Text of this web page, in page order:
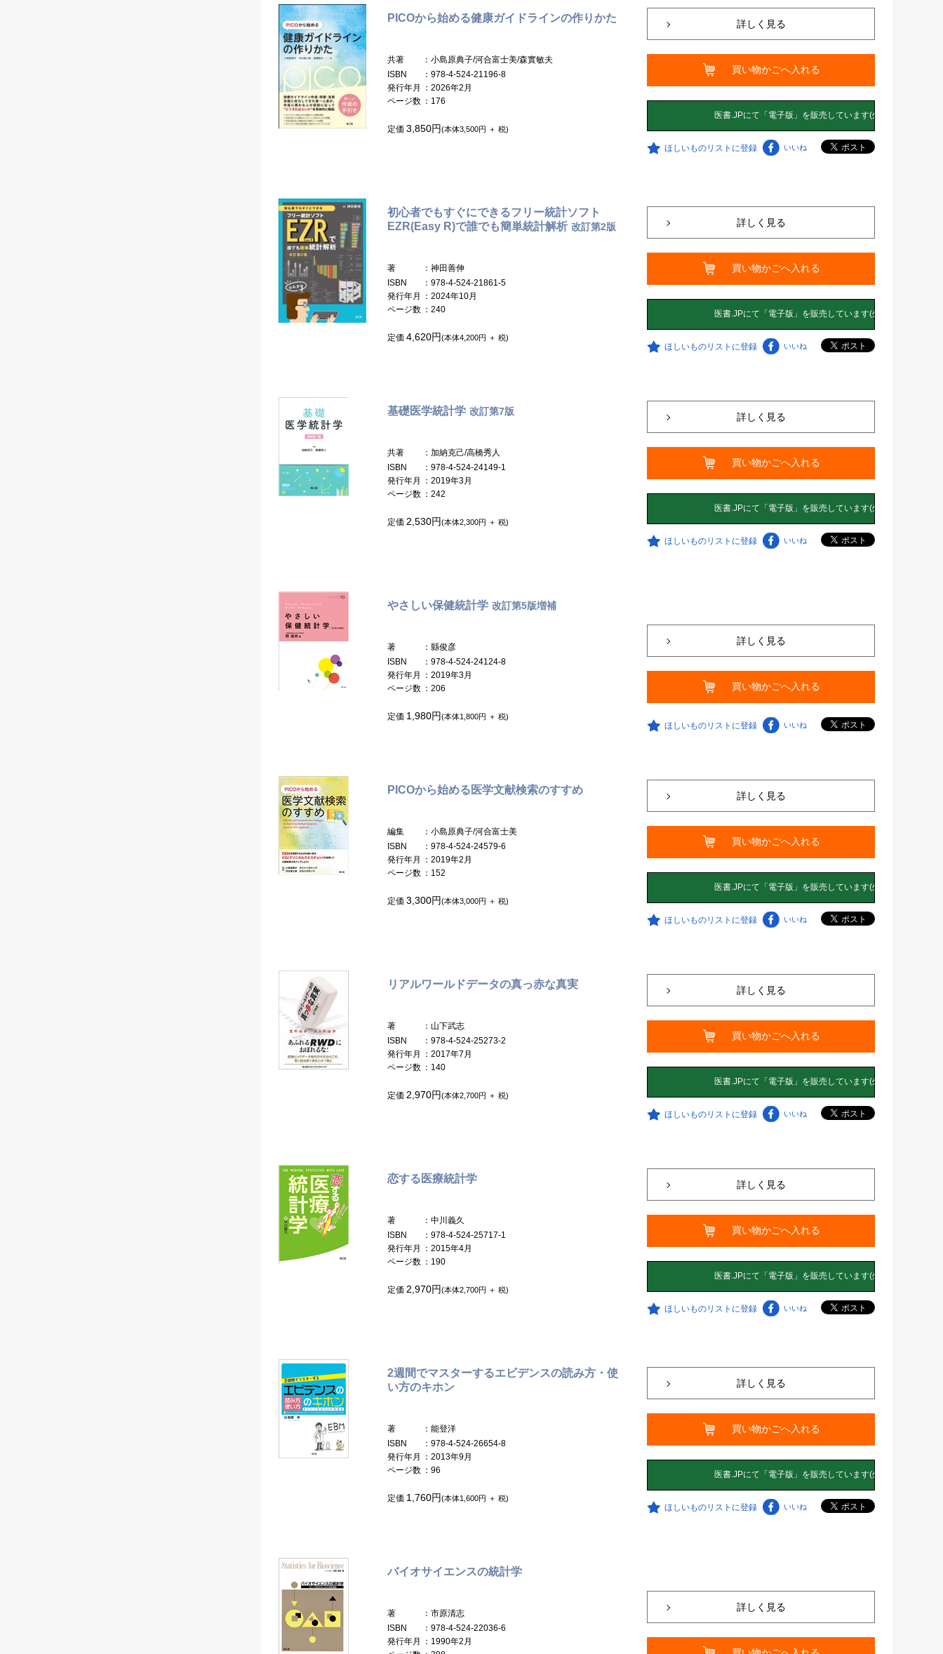
PICOから始める健康ガイドラインの作りかた
共著
：小島原典子/河合富士美/森實敏夫
ISBN
：978-4-524-21196-8
発行年月
：2026年2月
ページ数 ：176
定価 3,850円(本体3,500円 ＋ 税)
詳しく見る
買い物かごへ入れる
ほしいものリストに登録 いいね
初心者でもすぐにできるフリー統計ソフト
EZR(Easy R)で誰でも簡単統計解析 改訂第2版
著
：神田善伸
ISBN
：978-4-524-21861-5
発行年月
：2024年10月
ページ数 ：240
定価 4,620円(本体4,200円 ＋ 税)
詳しく見る
買い物かごへ入れる
ほしいものリストに登録 いいね
基礎医学統計学 改訂第7版
共著
：加納克己/高橋秀人
ISBN
：978-4-524-24149-1
発行年月
：2019年3月
ページ数 ：242
定価 2,530円(本体2,300円 ＋ 税)
詳しく見る
買い物かごへ入れる
ほしいものリストに登録 いいね
やさしい保健統計学 改訂第5版増補
著
：縣俊彦
ISBN
：978-4-524-24124-8
発行年月
：2019年3月
ページ数 ：206
定価 1,980円(本体1,800円 ＋ 税)
詳しく見る
買い物かごへ入れる
ほしいものリストに登録 いいね
PICOから始める医学文献検索のすすめ
編集
：小島原典子/河合富士美
ISBN
：978-4-524-24579-6
発行年月
：2019年2月
ページ数 ：152
定価 3,300円(本体3,000円 ＋ 税)
詳しく見る
買い物かごへ入れる
ほしいものリストに登録 いいね
リアルワールドデータの真っ赤な真実
著
：山下武志
ISBN
：978-4-524-25273-2
発行年月
：2017年7月
ページ数 ：140
定価 2,970円(本体2,700円 ＋ 税)
詳しく見る
買い物かごへ入れる
ほしいものリストに登録 いいね
恋する医療統計学
著
：中川義久
ISBN
：978-4-524-25717-1
発行年月
：2015年4月
ページ数 ：190
定価 2,970円(本体2,700円 ＋ 税)
詳しく見る
買い物かごへ入れる
ほしいものリストに登録 いいね
2週間でマスターするエビデンスの読み方・使
い方のキホン
著
：能登洋
ISBN
：978-4-524-26654-8
発行年月
：2013年9月
ページ数 ：96
定価 1,760円(本体1,600円 ＋ 税)
詳しく見る
買い物かごへ入れる
ほしいものリストに登録 いいね
バイオサイエンスの統計学
著
：市原清志
ISBN
：978-4-524-22036-6
発行年月
：1990年2月
詳しく見る